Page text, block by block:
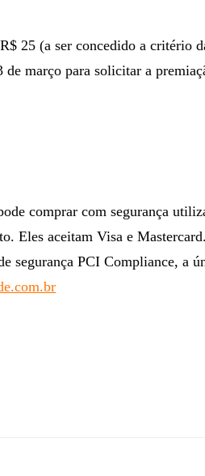
25 (a ser concedido a critério
março para solicitar a
comprar com segurança
Eles aceitam Visa e
segurança PCI Compliance, a